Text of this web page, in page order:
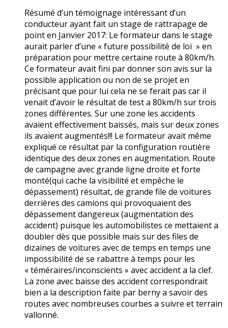
Résumé d’un témoignage intéressant d’un
conducteur ayant fait un stage de rattrapage de
point en Janvier 2017: Le formateur dans le stage
aurait parler d’une « future possibilité de loi » en
préparation pour mettre certaine route à 80km/h.
Ce formateur avait fini par donner son avis sur la
possible application ou non de se projet en
précisant que pour lui cela ne se ferait pas car il
venait d’avoir le résultat de test a 80km/h sur trois
zones différentes. Sur une zone les accidents
avaient effectivement baissés, mais sur deux zones
ils avaient augmentés!!! Le formateur avait même
expliqué ce résultat par la configuration routière
identique des deux zones en augmentation. Route
de campagne avec grande ligne droite et forte
monté(qui cache la visibilité et empêche le
dépassement) résultat, de grande file de voitures
derrières des camions qui provoquaient des
dépassement dangereux (augmentation des
accident) puisque les automobilistes ce mettaient a
doubler dès que possible mais sur des files de
dizaines de voitures avec de temps en temps une
impossibilité de se rabattre à temps pour les
« téméraires/inconscients » avec accident a la clef.
La zone avec baisse des accident correspondrait
bien a la description faite par berny a savoir des
routes avec nombreuses courbes a suivre et terrain
vallonné.